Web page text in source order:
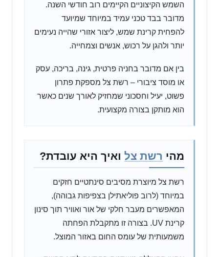
השמש הקיצוניים הקיימים רוב חודשי השנה.
מדובר בבד טכני עמיד במיוחד שמיועד
להפחית קרינת שמש, ליצור אזורי שהייה נעימים
יותר ולהגן על רכוש, אנשים וצמחייה.
בין אם מדובר בחניה פרטית, גינה, בריכה, עסק
או מוסד ציבורי – רשת צל מספקת פתרון
פשוט, יעיל וחסכוני שמחזיק לאורך שנים כאשר
הוא מותקן בצורה מקצועית.
מהי רשת צלואיך היא עובדת?
רשת צל מיוצרת מסיבים סינתטיים חזקים
במיוחד (לרוב פוליאתילן בצפיפות גבוהה),
המאפשרים מעבר חלקי של אור ואוויר תוך סינון
קרינת UV. בצורה זו מתקבלת הפחתה
משמעותית של עומס החום באזור המוצל.